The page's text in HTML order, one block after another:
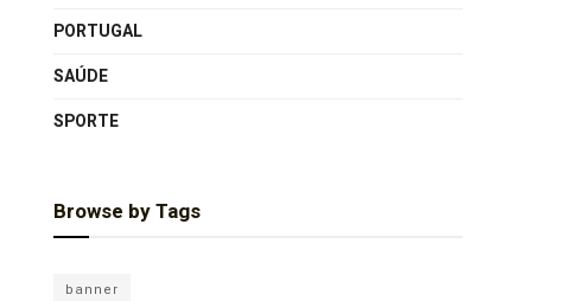
PORTUGAL
SAÚDE
SPORTE
Browse by Tags
banner